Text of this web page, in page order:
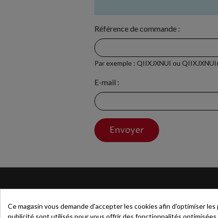
Référence de commande :
Par exemple : QIIXJXNUI ou
E-mail :
Envoyer
Le spécialiste
Ce magasin vous demande d'accepter les cookies afin d'optimiser
publicité sont utilisés pour vous offrir des fonctionnalités optimisées